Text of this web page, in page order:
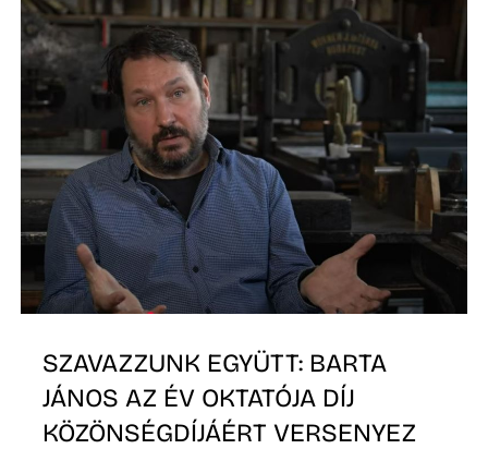
SZAVAZZUNK EGYÜTT: BARTA
JÁNOS AZ ÉV OKTATÓJA DÍJ
KÖZÖNSÉGDÍJÁÉRT VERSENYEZ